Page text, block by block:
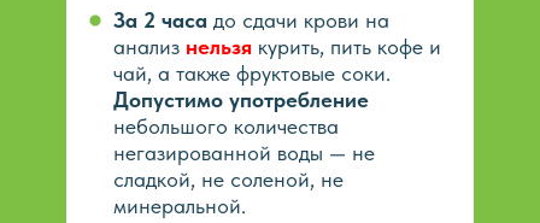
За 2 часа до сдачи крови на
анализ нельзя курить, пить кофе и
чай, а также фруктовые соки.
Допустимо употребление
небольшого количества
негазированной воды — не
сладкой, не соленой, не
минеральной.